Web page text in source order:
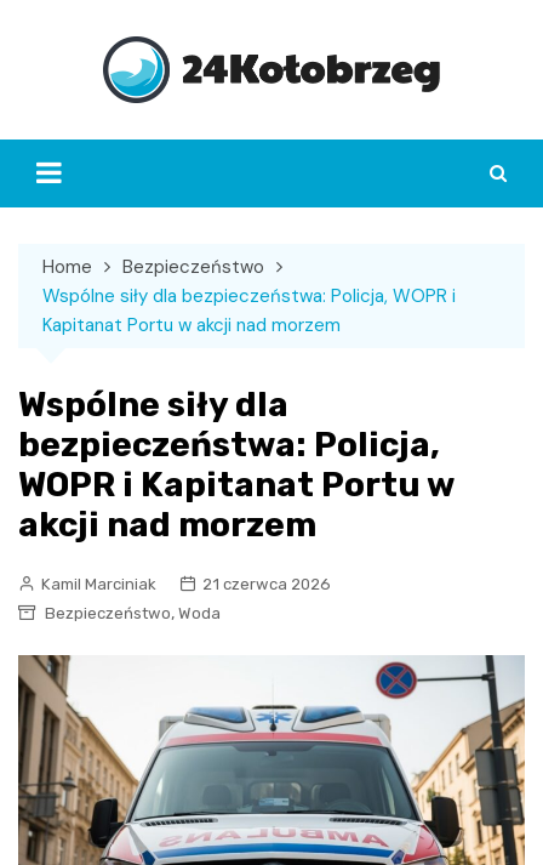
Home
Bezpieczeństwo
Wspólne siły dla bezpieczeństwa: Policja, WOPR i
Kapitanat Portu w akcji nad morzem
Wspólne siły dla
bezpieczeństwa: Policja,
WOPR i Kapitanat Portu w
akcji nad morzem
Kamil Marciniak
21 czerwca 2026
Bezpieczeństwo, Woda